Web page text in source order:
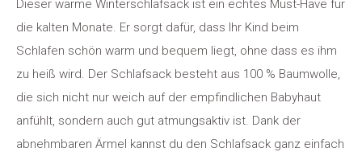
Dieser warme Winterschlafsack ist ein echtes Must-Have für
die kalten Monate. Er sorgt dafür, dass Ihr Kind beim
Schlafen schön warm und bequem liegt, ohne dass es ihm
zu heiß wird. Der Schlafsack besteht aus 100 % Baumwolle,
die sich nicht nur weich auf der empfindlichen Babyhaut
anfühlt, sondern auch gut atmungsaktiv ist. Dank der
abnehmbaren Ärmel kannst du den Schlafsack ganz einfach